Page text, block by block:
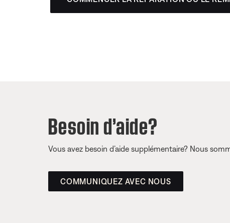
Besoin d’aide?
Vous avez besoin d’aide supplémentaire? Nous
COMMUNIQUEZ AVEC NOUS